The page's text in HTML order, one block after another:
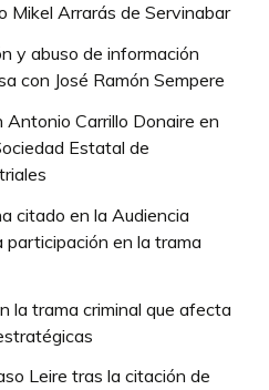
Mikel Arrarás de Servinabar
y abuso de información
con José Ramón Sempere
Antonio Carrillo Donaire en
Estatal de
citado en la Audiencia
participación en la trama
la trama criminal que afecta
Leire tras la citación de